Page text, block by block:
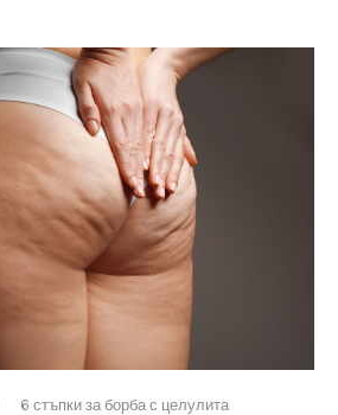
6 стъпки за борба с целулита